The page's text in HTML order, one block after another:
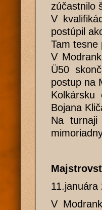
zúčastnilo
V
postúpil
Tam tesne
V
Ü50
postup na
Kolkársku
Bojana
Na
11.januára
V